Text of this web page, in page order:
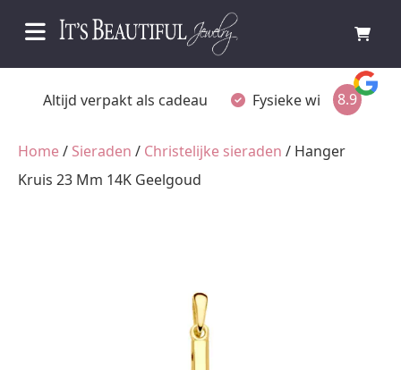
Fysieke winkel in Ommen Gratis achteraf
8.9
Home/ Sieraden / Christelijke sieraden / Hanger
Kruis 23 Mm 14K Geelgoud